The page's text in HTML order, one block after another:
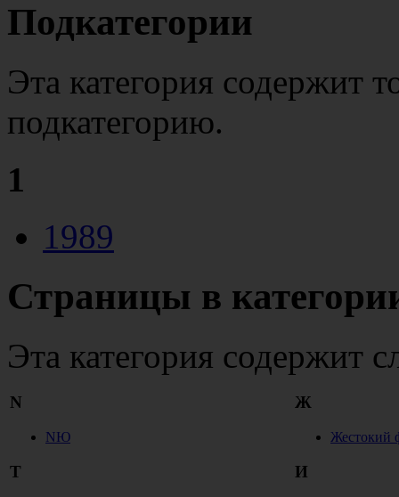
Подкатегории
Эта категория содержит
подкатегорию.
1
1989
Страницы в
Эта категория содержит
N
NЮ
T
Ж
Жестокий
И